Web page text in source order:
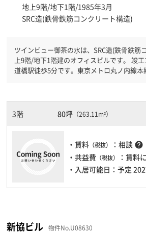
地上9階/地下1階/1985年3月
SRC造(鉄骨鉄筋コンクリート構造)
ツインビュー御茶の水は、SRC造(鉄骨鉄筋
上9階/地下1階建のオフィスビルです。 竣工1985年、ＪＲ中央線水
道橋駅徒歩5分です。東京メトロ丸ノ内線
対策を検討されている方にオススメです。
なりますので自由に出入りが出来ます。駐
要なお客様には必見です。
3階 80坪 （263.11m²）
・賃料 （税抜） ：相談 help
・共益費 （税抜）
：賃料
・入居可能日：予定
新協ビル 物件No.U08630